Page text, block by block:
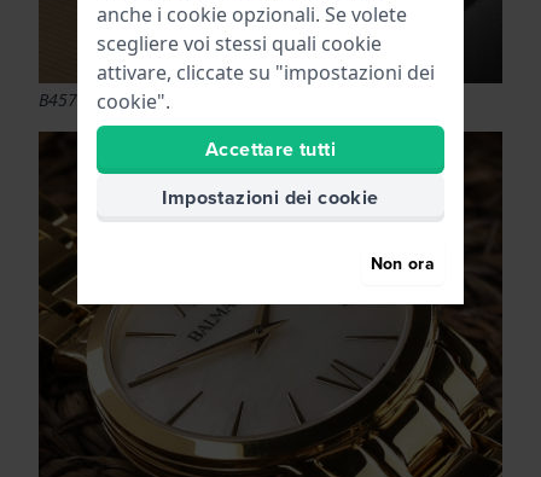
B4571.33.62 Tillia
anche i cookie opzionali. Se volete
scegliere voi stessi quali cookie
attivare, cliccate su "impostazioni dei
cookie".
Accettare tutti
Impostazioni dei cookie
Non ora